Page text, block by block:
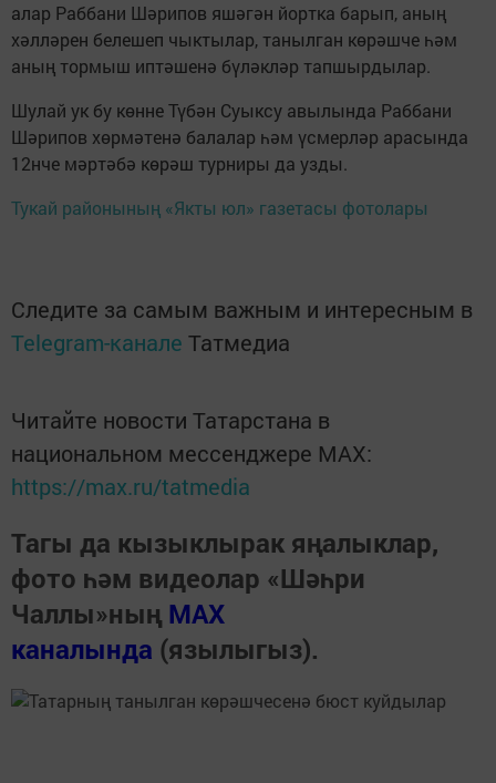
алар Раббани Шәрипов яшәгән йортка барып, аның
хәлләрен белешеп чыктылар, танылган көрәшче һәм
аның тормыш иптәшенә бүләкләр тапшырдылар.
Шулай ук бу көнне Түбән Суыксу авылында Раббани
Шәрипов хөрмәтенә балалар һәм үсмерләр арасында
12нче мәртәбә көрәш турниры да узды.
Тукай районының «Якты юл» газетасы фотолары
Следите за самым важным и интересным в
Telegram-канале Татмедиа
Читайте новости Татарстана в
национальном мессенджере MАХ:
https://max.ru/tatmedia
Тагы да кызыклырак яңалыклар,
фото һәм видеолар «Шәһри
Чаллы»ның MAX
каналында (язылыгыз).